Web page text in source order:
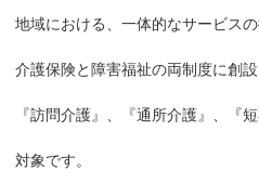
地域における、一体的なサービス
介護保険と障害福祉の両制度に創設
『訪問介護』、『通所介護』、『
対象です。